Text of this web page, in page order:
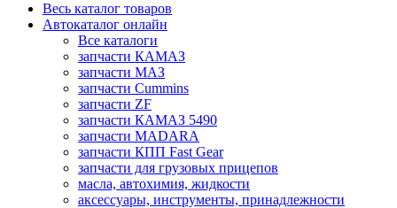
Весь каталог товаров
Автокаталог онлайн
Все каталоги
запчасти КАМАЗ
запчасти МАЗ
запчасти Cummins
запчасти ZF
запчасти КАМАЗ 5490
запчасти MADARA
запчасти КПП Fast Gear
запчасти для грузовых прицепов
масла, автохимия, жидкости
аксессуары, инструменты, принадлежности